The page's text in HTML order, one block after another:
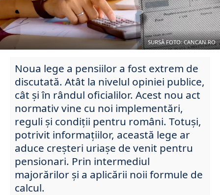
SURSĂ FOTO: CANCAN.RO
Noua lege a pensiilor a fost extrem de
discutată. Atât la nivelul opiniei publice,
cât și în rândul oficialilor. Acest nou act
normativ vine cu noi implementări,
reguli și condiții pentru români. Totuși,
potrivit informațiilor, această lege ar
aduce creșteri uriașe de venit pentru
pensionari. Prin intermediul
majorărilor și a aplicării noii formule de
calcul.